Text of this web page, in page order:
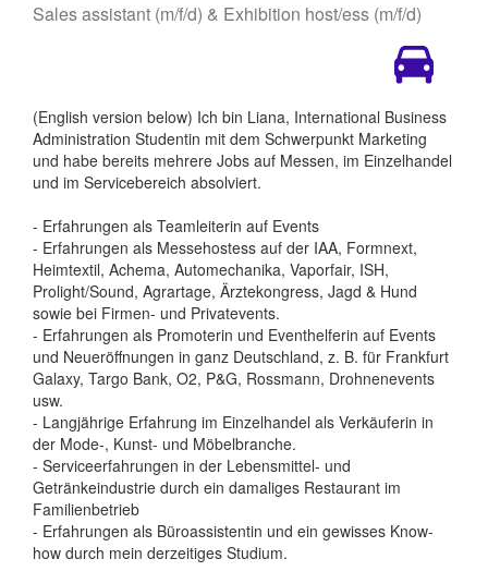
Sales assistant (m/f/d) & Exhibition host/ess (m/f/d)
(English version below) Ich bin Liana, International Business
Administration Studentin mit dem Schwerpunkt Marketing
und habe bereits mehrere Jobs auf Messen, im Einzelhandel
und im Servicebereich absolviert.
- Erfahrungen als Teamleiterin auf Events
- Erfahrungen als Messehostess auf der IAA, Formnext,
Heimtextil, Achema, Automechanika, Vaporfair, ISH,
Prolight/Sound, Agrartage, Ärztekongress, Jagd & Hund
sowie bei Firmen- und Privatevents.
- Erfahrungen als Promoterin und Eventhelferin auf Events
und Neueröffnungen in ganz Deutschland, z. B. für Frankfurt
Galaxy, Targo Bank, O2, P&G, Rossmann, Drohnenevents
usw.
- Langjährige Erfahrung im Einzelhandel als Verkäuferin in
der Mode-, Kunst- und Möbelbranche.
- Serviceerfahrungen in der Lebensmittel- und
Getränkeindustrie durch ein damaliges Restaurant im
Familienbetrieb
- Erfahrungen als Büroassistentin und ein gewisses Know-
how durch mein derzeitiges Studium.